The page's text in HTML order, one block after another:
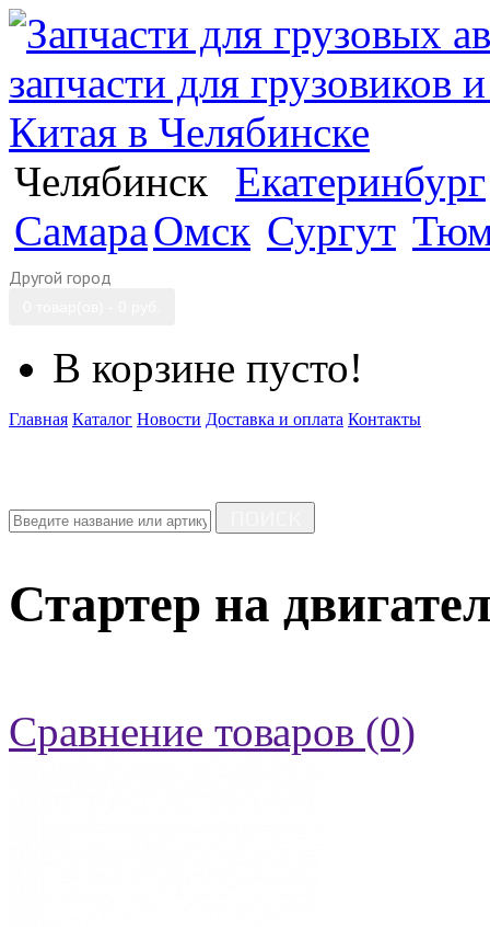
Челябинск
Екатеринбург
СамараОмск Сургут
Другой город
В корзине пусто!
Главная Каталог Новости Доставка и оплата Контакты
Стартер на
Сравнение товаров (0)